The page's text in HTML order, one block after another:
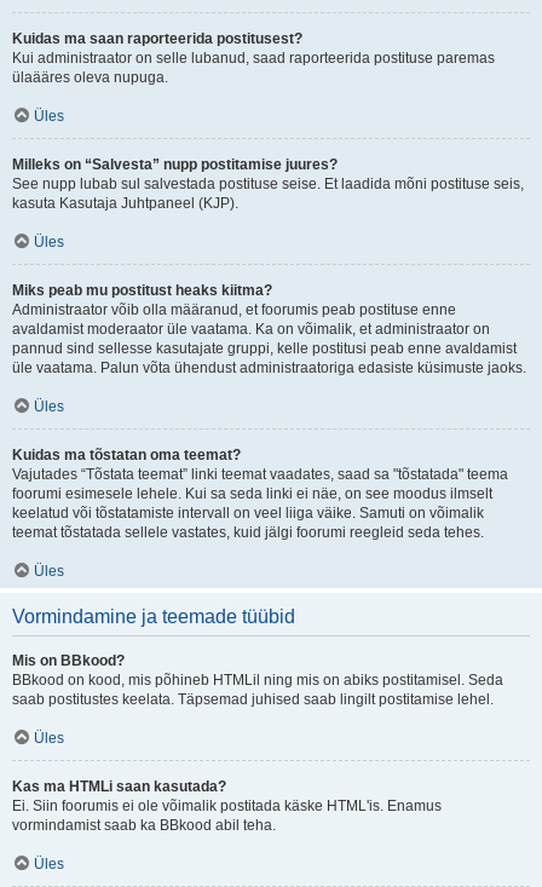
Kuidas ma saan raporteerida postitusest?
Kui administraator on selle lubanud, saad raporteerida postituse paremas
ülaääres oleva nupuga.
Üles
Milleks on “Salvesta” nupp postitamise juures?
See nupp lubab sul salvestada postituse seise. Et laadida mõni postituse seis,
kasuta Kasutaja Juhtpaneel (KJP).
Üles
Miks peab mu postitust heaks kiitma?
Administraator võib olla määranud, et foorumis peab postituse enne
avaldamist moderaator üle vaatama. Ka on võimalik, et administraator on
pannud sind sellesse kasutajate gruppi, kelle postitusi peab enne avaldamist
üle vaatama. Palun võta ühendust administraatoriga edasiste küsimuste jaoks.
Üles
Kuidas ma tõstatan oma teemat?
Vajutades “Tõstata teemat” linki teemat vaadates, saad sa "tõstatada" teema
foorumi esimesele lehele. Kui sa seda linki ei näe, on see moodus ilmselt
keelatud või tõstatamiste intervall on veel liiga väike. Samuti on võimalik
teemat tõstatada sellele vastates, kuid jälgi foorumi reegleid seda tehes.
Üles
Vormindamine ja teemade tüübid
Mis on BBkood?
BBkood on kood, mis põhineb HTMLil ning mis on abiks postitamisel. Seda
saab postitustes keelata. Täpsemad juhised saab lingilt postitamise lehel.
Üles
Kas ma HTMLi saan kasutada?
Ei. Siin foorumis ei ole võimalik postitada käske HTML'is. Enamus
vormindamist saab ka BBkood abil teha.
Üles